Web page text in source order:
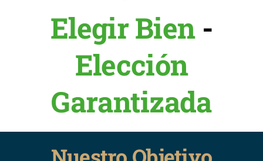
Elegir Bien -
Elección
Garantizada